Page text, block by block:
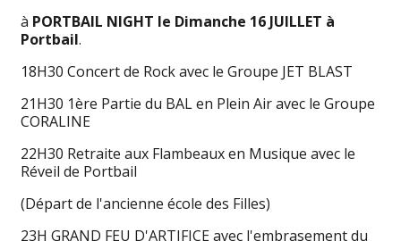
à PORTBAIL NIGHT le Dimanche 16 JUILLET à
Portbail.
18H30 Concert de Rock avec le Groupe JET BLAST
21H30 1ère Partie du BAL en Plein Air avec le Groupe
CORALINE
22H30 Retraite aux Flambeaux en Musique avec le
Réveil de Portbail
(Départ de l'ancienne école des Filles)
23H GRAND FEU D'ARTIFICE avec l'embrasement du